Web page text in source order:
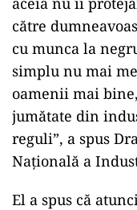
către
cu munca la
simplu nu mai
oamenii mai
jumătate din
reguli”, a spus
Naţională a
El a spus că